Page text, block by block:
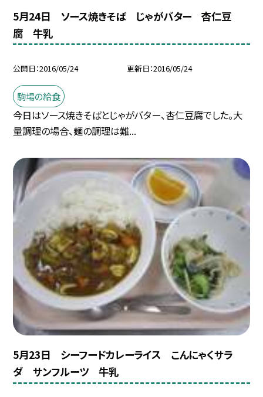
5月24日 ソース焼きそば じゃがバター 杏仁豆
腐 牛乳
公開日 2016/05/24 更新日 2016/05/24
駒場の給食
今日はソース焼きそばとじゃがバター、杏仁豆腐でした。大
量調理の場合、麺の調理は難...
5月23日 シーフードカレーライス こんにゃくサラ
ダ サンフルーツ 牛乳